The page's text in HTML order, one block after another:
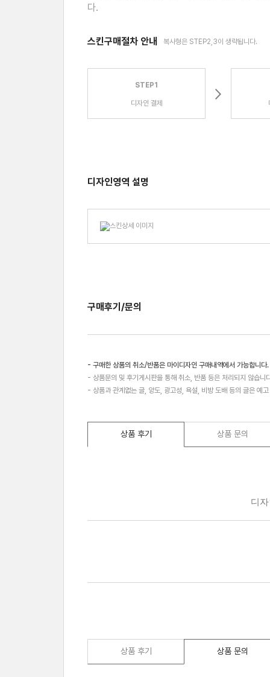
다.
스킨구매절차 안내 복사형은 STEP2,3이 생략됩니다.
STEP1
디자인 결제
디자인영역 설명
구매후기/문의
- 구매한 상품의 취소/반품은 마이디자인 구매내역에서 가능합니다.
- 상품문의 및 후기게시판을 통해 취소, 반품 등은 처리되지 않습니
- 상품과 관계없는 글, 양도, 광고성, 욕설, 비방 도배 등의 글은 예
상품 후기 상품 문의
상품 후기 상품 문의